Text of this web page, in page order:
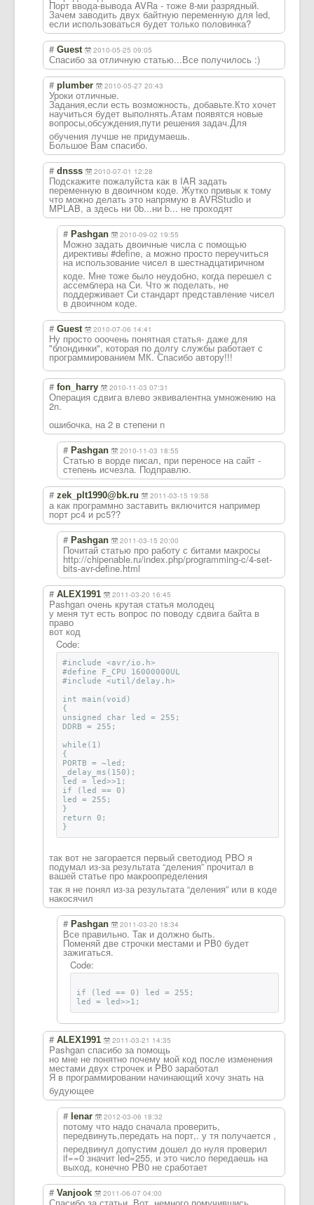
Порт ввода-вывода AVRa - тоже 8-ми разрядный.
Зачем заводить двух байтную переменную для led,
если использоваться будет только половинка?
# Guest 2010-05-25 09:05
Спасибо за отличную статью...Все получилось :)
# plumber 2010-05-27 20:43
Уроки отличные.
Задания,если есть возможность, добавьте.Кто хочет
научиться будет выполнять.Атам появятся новые
вопросы,обсуждения,пути решения задач.Для
обучения лучше не придумаешь.
Большое Вам спасибо.
# dnsss 2010-07-01 12:28
Подскажите пожалуйста как в IAR задать
переменную в двоичном коде. Жутко привык к тому
что можно делать это напрямую в AVRStudio и
MPLAB, а здесь ни 0b...ни b... не проходят
# Pashgan 2010-09-02 19:55
Можно задать двоичные числа с помощью
директивы #define, а можно просто переучиться
на использование чисел в шестнадцатиричном
коде. Мне тоже было неудобно, когда перешел с
ассемблера на Си. Что ж поделать, не
поддерживает Си стандарт представление чисел
в двоичном коде.
# Guest 2010-07-06 14:41
Ну просто ооочень понятная статья- даже для
"блондинки", которая по долгу службы работает с
программированием МК. Спасибо автору!!!
# fon_harry 2010-11-03 07:31
Операция сдвига влево эквивалентна умножению на
2n.
ошибочка, на 2 в степени n
# Pashgan 2010-11-03 18:55
Статью в ворде писал, при переносе на сайт -
степень исчезла. Подправлю.
# zek_plt1990@bk.ru 2011-03-15 19:58
а как программно заставить включится например
порт pc4 и pc5??
# Pashgan 2011-03-15 20:00
Почитай статью про работу с битами макросы
http://chipenable.ru/index.php/programming-c/4-set-
bits-avr-define.html
# ALEX1991 2011-03-20 16:45
Pashgan очень крутая статья молодец
у меня тут есть вопрос по поводу сдвига байта в
право
вот код
Code:
#include <avr/io.h>
#define F_CPU 16000000UL
#include <util/delay.h>
int main(void)
{
unsigned char led = 255;
DDRB = 255;
while(1)
{
PORTB = ~led;
_delay_ms(150);
led = led>>1;
if (led == 0)
led = 255;
}
return 0;
}
так вот не загорается первый светодиод PBO я
подумал из-за результата “деления” прочитал в
вашей статье про макроопределения
так я не понял из-за результата “деления” или в коде
накосячил
# Pashgan 2011-03-20 18:34
Все правильно. Так и должно быть.
Поменяй две строчки местами и PB0 будет
зажигаться.
Code:
if (led == 0) led = 255;
led = led>>1;
# ALEX1991 2011-03-21 14:35
Pashgan спасибо за помощь
но мне не понятно почему мой код после изменения
местами двух строчек и PB0 заработал
Я в программировании начинающий хочу знать на
будующее
# lenar 2012-03-06 18:32
потому что надо сначала проверить,
передвинуть,передать на порт,. у тя получается ,
передвинул допустим дошел до нуля проверил
if==0 значит led=255, и это число передаешь на
выход, конечно PB0 не сработает
# Vanjook 2011-06-07 04:00